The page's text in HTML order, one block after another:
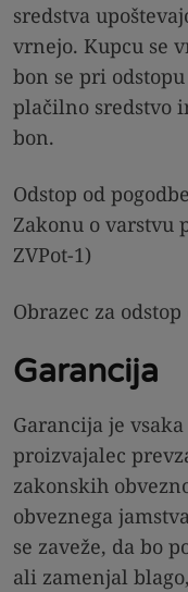
sredstva
vrnejo. Kupcu se
bon se pri
plačilno sredstvo
bon.
Odstop od
Zakonu o varstvu
ZVPot-1)
Obrazec za
Garancija
Garancija je
proizvajalec
zakonskih
obveznega
se zaveže, da bo
ali zamenjal